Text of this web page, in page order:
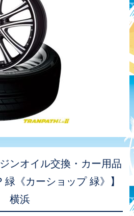
ンオイル交換・カー用品
《カーショップ 緑》】
横浜